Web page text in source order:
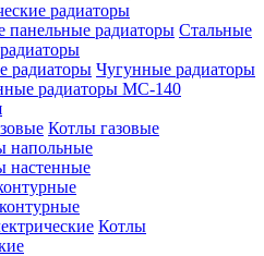
радиаторы
Стальные
Чугунные радиаторы
радиаторы МС-140
Котлы газовые
напольные
настенные
Котлы